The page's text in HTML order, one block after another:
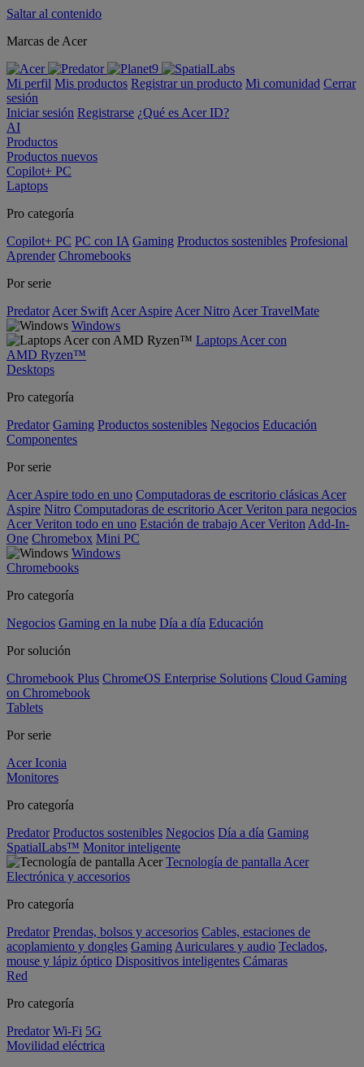
Saltar al contenido
Marcas de Acer
Mi perfil Mis productos Registrar un producto Mi comunidad Cerrar
sesión
Iniciar sesión Registrarse ¿Qué es Acer ID?
AI
Productos
Productos nuevos
Copilot+ PC
Laptops
Pro categoría
Copilot+ PC PC con IA Gaming Productos sostenibles Profesional
Aprender Chromebooks
Por serie
Predator Acer Swift Acer Aspire Acer Nitro Acer TravelMate
Windows
Laptops Acer con
AMD Ryzen™
Desktops
Pro categoría
Predator Gaming Productos sostenibles Negocios Educación
Componentes
Por serie
Acer Aspire todo en uno Computadoras de escritorio clásicas Acer
Aspire Nitro Computadoras de escritorio Acer Veriton para negocios
Acer Veriton todo en uno Estación de trabajo Acer Veriton Add-In-
One Chromebox Mini PC
Windows
Chromebooks
Pro categoría
Negocios Gaming en la nube Día a día Educación
Por solución
Chromebook Plus ChromeOS Enterprise Solutions Cloud Gaming
on Chromebook
Tablets
Por serie
Acer Iconia
Monitores
Pro categoría
Predator Productos sostenibles Negocios Día a día Gaming
SpatialLabs™ Monitor inteligente
Tecnología de pantalla Acer
Electrónica y accesorios
Pro categoría
Predator Prendas, bolsos y accesorios Cables, estaciones de
acoplamiento y dongles Gaming Auriculares y audio Teclados,
mouse y lápiz óptico Dispositivos inteligentes Cámaras
Red
Pro categoría
Predator Wi-Fi 5G
Movilidad eléctrica